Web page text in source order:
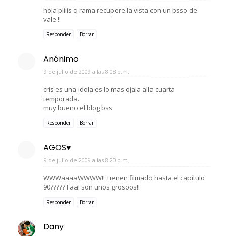
hola pliiis q rama recupere la vista con un bsso de
vale !!
Responder Borrar
Anónimo
9 de julio de 2009 a las 8:08 p.m.
cris es una idola es lo mas ojala alla cuarta
temporada..
muy bueno el blog bss
Responder Borrar
AGOS♥
9 de julio de 2009 a las 8:20 p.m.
WWWaaaaWWWW!! Tienen filmado hasta el capítulo
90????? Faa! son unos grosoos!!
Responder Borrar
Dany